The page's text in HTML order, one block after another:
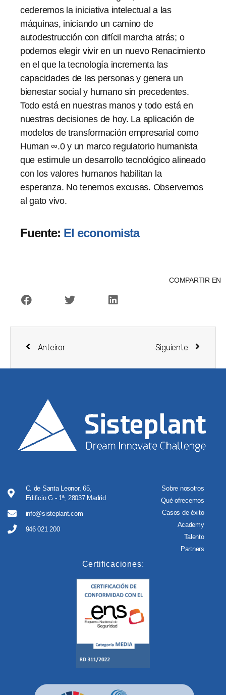
cederemos la iniciativa intelectual a las
máquinas, iniciando un camino de
autodestrucción con difícil marcha atrás; o
podemos elegir vivir en un nuevo Renacimiento
en el que la tecnología incrementa las
capacidades de las personas y genera un
bienestar social y humano sin precedentes.
Todo está en nuestras manos y todo está en
nuestras decisiones de hoy. La aplicación de
modelos de transformación empresarial como
Human ∞.0 y un marco regulatorio humanista
que estimule un desarrollo tecnológico alineado
con los valores humanos habilitan la
esperanza. No tenemos excusas. Observemos
al gato vivo.
Fuente: El economista
COMPARTIR EN
Anteiror Siguiente
C. de Santa Leonor, 65,
Edificio G - 1ª, 28037 Madrid
info@sisteplant.com
946 021 200
Sobre nosotros
Qué ofrecemos
Casos de éxito
Academy
Talento
Partners
Certificaciones: